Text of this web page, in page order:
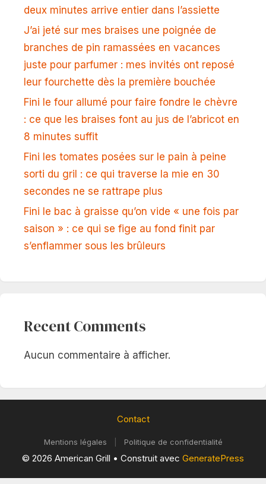
deux minutes arrive entier dans l’assiette
J’ai jeté sur mes braises une poignée de
branches de pin ramassées en vacances
juste pour parfumer : mes invités ont reposé
leur fourchette dès la première bouchée
Fini le four allumé pour faire fondre le chèvre
: ce que les braises font au jus de l’abricot en
8 minutes suffit
Fini les tomates posées sur le pain à peine
sorti du gril : ce qui traverse la mie en 30
secondes ne se rattrape plus
Fini le bac à graisse qu’on vide « une fois par
saison » : ce qui se fige au fond finit par
s’enflammer sous les brûleurs
Recent Comments
Aucun commentaire à afficher.
Contact
Mentions légales Politique de confidentialité
© 2026 American Grill • Construit avec GeneratePress